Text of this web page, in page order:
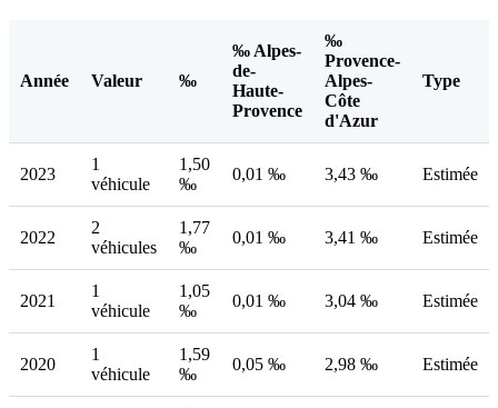
Année Valeur ‰
‰ Alpes-
de-
Haute-
Provence
‰
Provence-
Alpes-
Côte
d'Azur
Type
2023
1
véhicule
1,50
‰
0,01 ‰ 3,43 ‰ Estimée
2022
2
véhicules
1,77
‰
0,01 ‰ 3,41 ‰ Estimée
2021
1
véhicule
1,05
‰
0,01 ‰ 3,04 ‰ Estimée
2020
1
véhicule
1,59
‰
0,05 ‰ 2,98 ‰ Estimée